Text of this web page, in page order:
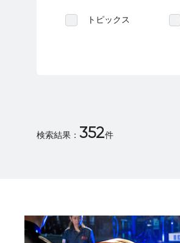
トピックス
アーカイブ（～2020年の記事）
検索結果： 352件